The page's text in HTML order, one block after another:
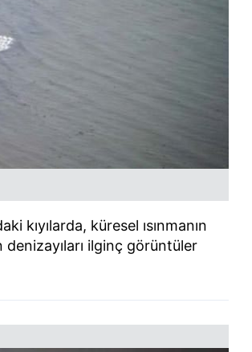
kıyılarda, küresel ısınmanın
ilginç görüntüler